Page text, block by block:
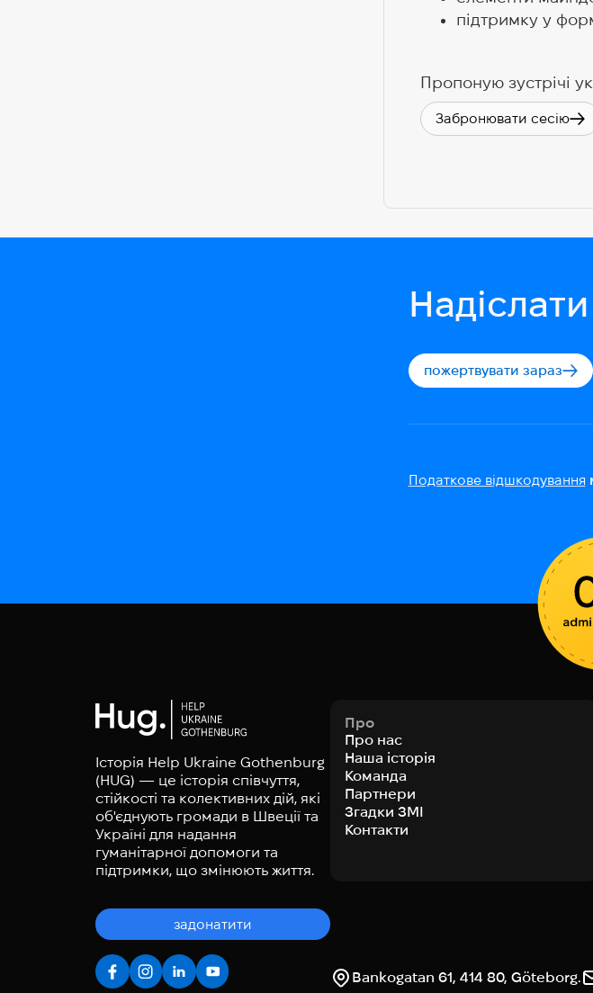
підтримку у
Пропоную зустрічі
Забронювати сесію
пожертвувати зараз
Податкове відшкодування
Історія Help Ukraine Gothenburg
(HUG) — це історія співчуття,
стійкості та колективних дій, які
об'єднують громади в Швеції та
Україні для надання
гуманітарної допомоги та
підтримки, що змінюють життя.
задонатити
Про
Про нас
Наша історія
Команда
Партнери
Згадки ЗМІ
Контакти
Bankogatan 61, 414 80, Göteborg.